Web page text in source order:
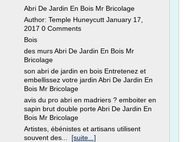
Abri De Jardin En Bois Mr Bricolage
Author: Temple Huneycutt January 17,
2017 0 Comments
Bois
des murs Abri De Jardin En Bois Mr
Bricolage
son abri de jardin en bois Entretenez et
embellissez votre jardin Abri De Jardin En
Bois Mr Bricolage
avis du pro abri en madriers ? emboiter en
sapin brut double porte Abri De Jardin En
Bois Mr Bricolage
Artistes, ébénistes et artisans utilisent
souvent des... [suite...]